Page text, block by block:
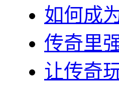
如何成
传奇里
让传奇